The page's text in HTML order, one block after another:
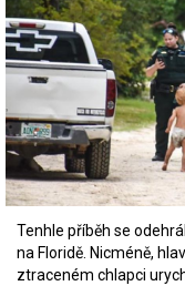
Tenhle příběh se
na Floridě. Nicméně,
ztraceném chlapci